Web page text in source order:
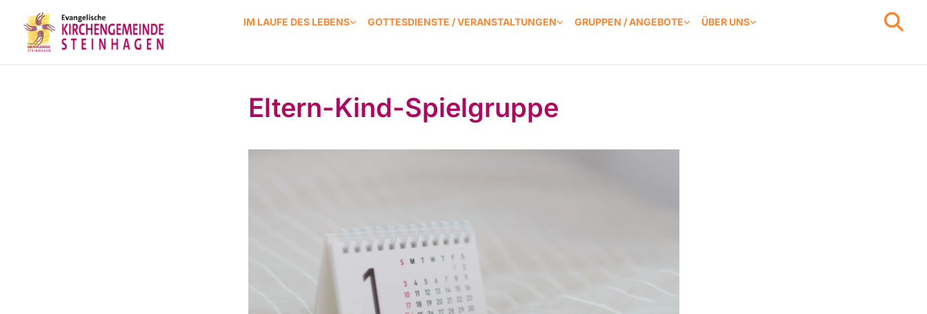
IM LAUFE DES LEBENS GOTTESDIENSTE / VERANSTALTUNGEN GRUPPEN / ANGEBOTE ÜBER UNS
Eltern-Kind-Spielgruppe